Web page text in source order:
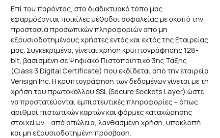
Επί του παρόντος, στο διαδικτυακό τόπο μας
εφαρμόζονται ποικίλες μέθοδοι ασφαλείας με σκοπό την
προστασία προσωπικών πληροφοριών από μη
εξουσιοδοτημένους χρήστες εντός και εκτός της Εταιρείας
μας. Συγκεκριμένα, γίνεται χρήση κρυπτογράφησης 128-
bit, βασισμένη σε Ψηφιακό Πιστοποιητικό 3ης Τάξης
(Class 3 Digital Certificate) που εκδίδεται από την εταιρεία
Verisign Inc. Η κρυπτογράφηση των δεδομένων γίνεται με τη
χρήση του πρωτοκόλλου SSL (Secure Sockets Layer) ώστε
να προστατεύονται εμπιστευτικές πληροφορίες – όπως
αριθμοί πιστωτικών καρτών και φόρμες καταχώρησης
στοιχείων – από απώλεια, λανθασμένη χρήση, υποκλοπή
και μη εξουσιοδοτημένη πρόσβαση.